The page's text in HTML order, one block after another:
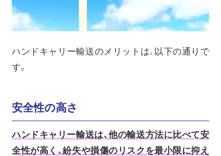
ハンドキャリー輸送のメリットは、以下の通りで
す。
安全性の高さ
ハンドキャリー輸送は、他の輸送方法に比べて安
全性が高く、紛失や損傷のリスクを最小限に抑え